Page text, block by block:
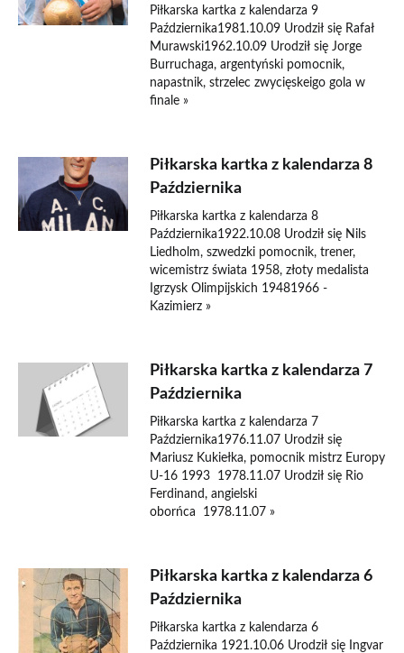
Piłkarska kartka z kalendarza 9
Października1981.10.09 Urodził się Rafał
Murawski1962.10.09 Urodził się Jorge
Burruchaga, argentyński pomocnik,
napastnik, strzelec zwycięskeigo gola w
finale »
Piłkarska kartka z kalendarza 8
Października
Piłkarska kartka z kalendarza 8
Października1922.10.08 Urodził się Nils
Liedholm, szwedzki pomocnik, trener,
wicemistrz świata 1958, złoty medalista
Igrzysk Olimpijskich 19481966 -
Kazimierz »
Piłkarska kartka z kalendarza 7
Października
Piłkarska kartka z kalendarza 7
Października1976.11.07 Urodził się
Mariusz Kukiełka, pomocnik mistrz Europy
U-16 1993 1978.11.07 Urodził się Rio
Ferdinand, angielski
oborńca 1978.11.07 »
Piłkarska kartka z kalendarza 6
Października
Piłkarska kartka z kalendarza 6
Października 1921.10.06 Urodził się Ingvar